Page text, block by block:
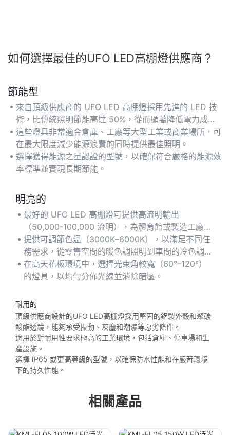
如何選擇最佳的UFO LED高棚燈供應商？
節能型
來自頂級供應商的 UFO LED 高棚燈採用先進的 LED 技
術，比傳統照明節能高達 50%，從而顯著降低電力成
本。
這些燈具非常適合倉庫、工廠等大型工業或商業場所，可
在最大限度減少能源浪費的同時提供最佳照明。
選擇獲得能源之星認證的型號，以確保符合嚴格的能源效
率標準並實現長期節能。
明亮的
最好的 UFO LED 高棚燈可提供高流明輸出
（50,000-100,000 流明），為體育館或製造工廠等
廣闊區域提供卓越的亮度。
提供可調節色溫（3000K–6000K），以滿足不同任
務需求，從零售空間的暖色調照明到車間的冷色調日
光。
在高天花板環境中，選擇光束角較寬（60°–120°）
的燈具，以均勻分佈光線並消除暗區。
耐用的
頂級供應商設計的UFO LED高棚燈採用堅固的鋁製外殼和聚碳
酸酯透鏡，能夠承受振動、灰塵和潮濕等惡劣條件。
適用於對耐用性要求極高的工業環境，包括倉庫、停車場和生
產設施。
選擇 IP65 或更高等級的型號，以確保防水性能和在嚴苛環境
下的持久性能。
相關產品